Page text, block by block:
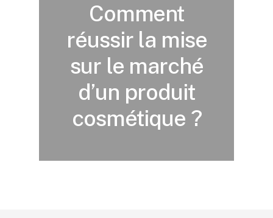
Comment
réussir la mise
sur le marché
d’un produit
cosmétique ?